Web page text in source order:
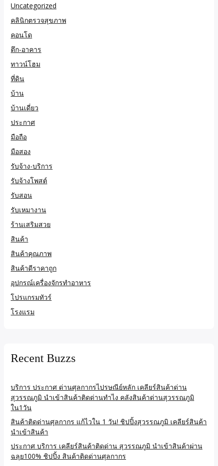
Uncategorized
คลินิกตรวจสุขภาพ
คอนโด
ตึก-อาคาร
ทาวน์โฮม
ที่ดิน
บ้าน
บ้านเดี่ยว
ประกาศ
มือถือ
มือสอง
รับจ้าง-บริการ
รับจ้างโพสต์
รับสอน
รับเหมางาน
ร้านเสริมสวย
สินค้า
สินค้าคุณภาพ
สินค้าดีราคาถูก
อุปกรณ์เครื่องจักรทำอาหาร
โปรแกรมทัวร์
โรงแรม
Recent Buzzs
บริการ ประกาศ ด่านศุลกากรไปรษณีย์หลัก เคลียร์สินค้าด่าน
สุวรรณภูมิ นำเข้าสินค้าติดด่านทำไง คลังสินค้าด่านสุวรรณภูมิ
ใน1วัน
สินค้าติดด่านศุลกากร แก้ไวใน 1 วัน! ชิปปิ้งสุวรรณภูมิ เคลียร์สินค้า
นำเข้าสินค้า
ประกาศ บริการ เคลียร์สินค้าติดด่าน สุวรรณภูมิ นำเข้าสินค้าผ่าน
ฉลุย100% ชิปปิ้ง สินค้าติดด่านศุลกากร